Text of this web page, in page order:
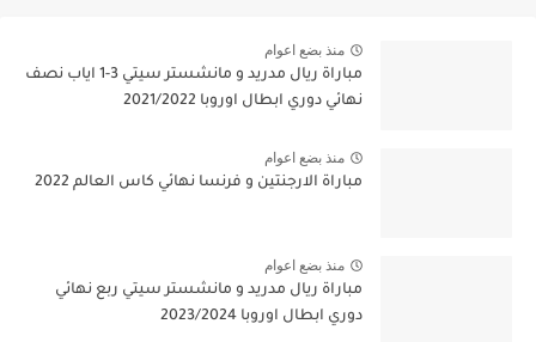
منذ بضع اعوام
مباراة ريال مدريد و مانشستر سيتي 3-1 اياب نصف
نهائي دوري ابطال اوروبا 2021/2022
منذ بضع اعوام
مباراة الارجنتين و فرنسا نهائي كاس العالم 2022
منذ بضع اعوام
مباراة ريال مدريد و مانشستر سيتي ربع نهائي
دوري ابطال اوروبا 2023/2024